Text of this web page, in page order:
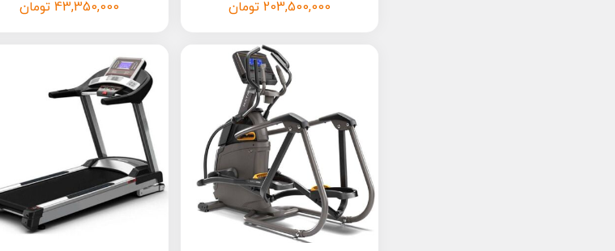
203,500,000 تومان 43,350,000 تومان